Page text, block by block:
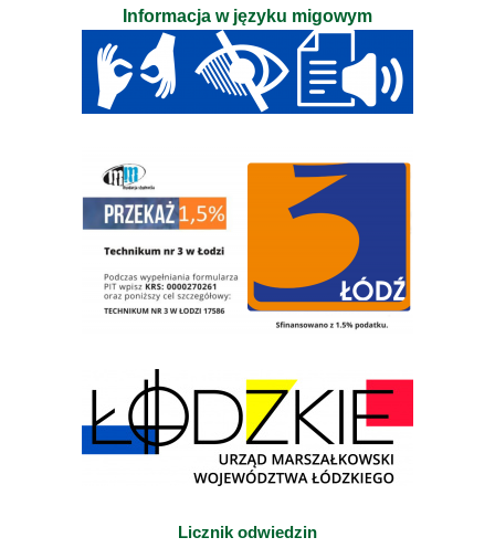
Informacja w języku migowym
Licznik odwiedzin